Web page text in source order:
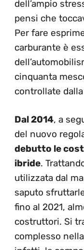
dell’ampio
pensi che
Per fare
carburante è
cinquanta
controllate dalla
Dal 2014, a
del nuovo
debutto le
ibride.
utilizzata dal
saputo
fino al 2021,
costruttori. Si
complesso